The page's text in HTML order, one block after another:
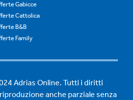
Gabicce
Cattolica
B&B
Family
Adrias Online. Tutti i diritti
anche parziale senza